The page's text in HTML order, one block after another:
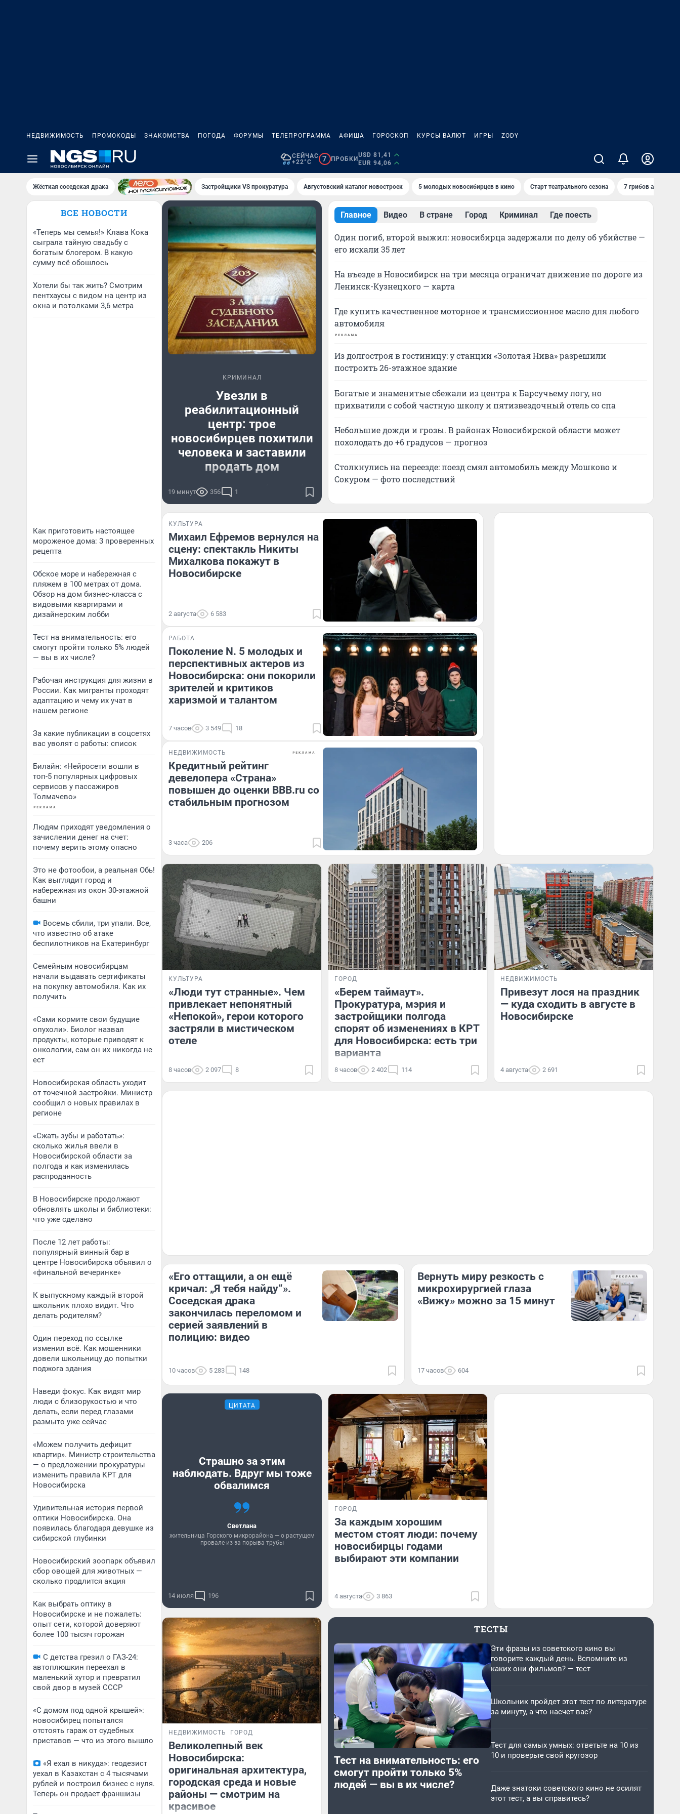
НЕДВИЖИМОСТЬ ПРОМОКОДЫ ЗНАКОМСТВА ПОГОДА ФОРУМЫ ТЕЛЕПРОГРАММА АФИША ГОРОСКОП КУРСЫ ВАЛЮТ ИГРЫ ZODY
СЕЙЧАС
+22°C
7 ПРОБКИ
USD 81,41
EUR 94,06
Жёсткая соседская драка Застройщики VS прокуратура Августовский каталог новостроек 5 молодых новосибирцев в кино Старт театрального сезона 7 грибов августа
ВСЕ НОВОСТИ
«Теперь мы семья!» Клава Кока
сыграла тайную свадьбу с
богатым блогером. В какую
сумму всё обошлось
Хотели бы так жить? Смотрим
пентхаусы с видом на центр из
окна и потолками 3,6 метра
Как приготовить настоящее
мороженое дома: 3 проверенных
рецепта
Обское море и набережная с
пляжем в 100 метрах от дома.
Обзор на дом бизнес-класса с
видовыми квартирами и
дизайнерским лобби
Тест на внимательность: его
смогут пройти только 5% людей
— вы в их числе?
Рабочая инструкция для жизни в
России. Как мигранты проходят
адаптацию и чему их учат в
нашем регионе
За какие публикации в соцсетях
вас уволят с работы: список
Билайн: «Нейросети вошли в
топ-5 популярных цифровых
сервисов у пассажиров
Толмачево»
Людям приходят уведомления о
зачислении денег на счет:
почему верить этому опасно
Это не фотообои, а реальная Обь!
Как выглядит город и
набережная из окон 30-этажной
башни
Восемь сбили, три упали. Все,
что известно об атаке
беспилотников на Екатеринбург
Семейным новосибирцам
начали выдавать сертификаты
на покупку автомобиля. Как их
получить
«Сами кормите свои будущие
опухоли». Биолог назвал
продукты, которые приводят к
онкологии, сам он их никогда не
ест
Новосибирская область уходит
от точечной застройки. Министр
сообщил о новых правилах в
регионе
«Сжать зубы и работать»:
сколько жилья ввели в
Новосибирской области за
полгода и как изменилась
распроданность
В Новосибирске продолжают
обновлять школы и библиотеки:
что уже сделано
После 12 лет работы:
популярный винный бар в
центре Новосибирска объявил о
«финальной вечеринке»
К выпускному каждый второй
школьник плохо видит. Что
делать родителям?
Один переход по ссылке
изменил всё. Как мошенники
довели школьницу до попытки
поджога здания
Наведи фокус. Как видят мир
люди с близорукостью и что
делать, если перед глазами
размыто уже сейчас
«Можем получить дефицит
квартир». Министр строительства
— о предложении прокуратуры
изменить правила КРТ для
Новосибирска
Удивительная история первой
оптики Новосибирска. Она
появилась благодаря девушке из
сибирской глубинки
Новосибирский зоопарк объявил
сбор овощей для животных —
сколько продлится акция
Как выбрать оптику в
Новосибирске и не пожалеть:
опыт сети, которой доверяют
более 100 тысяч горожан
С детства грезил о ГАЗ-24:
автоплюшкин переехал в
маленький хутор и превратил
свой двор в музей СССР
«С домом под одной крышей»:
новосибирец попытался
отстоять гараж от судебных
приставов — что из этого вышло
«Я ехал в никуда»: геодезист
уехал в Казахстан с 4 тысячами
рублей и построил бизнес с нуля.
Теперь он продает франшизы
КРИМИНАЛ
Увезли в
реабилитационный
центр: трое
новосибирцев похитили
человека и заставили
продать дом
Злоумышленники забрали себе
полученные от продажи 3,5
миллиона рублей
19 минут 356 1
Главное Видео В стране Город Криминал Где поесть
Один погиб, второй выжил: новосибирца задержали по делу об убийстве —
его искали 35 лет
На въезде в Новосибирск на три месяца ограничат движение по дороге из
Ленинск-Кузнецкого — карта
Где купить качественное моторное и трансмиссионное масло для любого
автомобиля
Из долгостроя в гостиницу: у станции «Золотая Нива» разрешили
построить 26-этажное здание
Богатые и знаменитые сбежали из центра к Барсучьему логу, но
прихватили с собой частную школу и пятизвездочный отель со спа
Небольшие дожди и грозы. В районах Новосибирской области может
похолодать до +6 градусов — прогноз
Столкнулись на переезде: поезд смял автомобиль между Мошково и
Сокуром — фото последствий
КУЛЬТУРА
Михаил Ефремов вернулся на
сцену: спектакль Никиты
Михалкова покажут в
Новосибирске
2 августа 6 583
РАБОТА
Поколение N. 5 молодых и
перспективных актеров из
Новосибирска: они покорили
зрителей и критиков
харизмой и талантом
7 часов 3 549 18
НЕДВИЖИМОСТЬ
Кредитный рейтинг
девелопера «Страна»
повышен до оценки BBB.ru со
стабильным прогнозом
3 часа 206
КУЛЬТУРА
«Люди тут странные». Чем
привлекает непонятный
«Непокой», герои которого
застряли в мистическом
отеле
8 часов 2 097 8
ГОРОД
«Берем таймаут».
Прокуратура, мэрия и
застройщики полгода
спорят об изменениях в КРТ
для Новосибирска: есть три
варианта
8 часов 2 402 114
НЕДВИЖИМОСТЬ
Привезут лося на праздник
— куда сходить в августе в
Новосибирске
4 августа 2 691
«Его оттащили, а он ещё
кричал: „Я тебя найду“».
Соседская драка
закончилась переломом и
серией заявлений в
полицию: видео
10 часов 5 283 148
Вернуть миру резкость с
микрохирургией глаза
«Вижу» можно за 15 минут
17 часов 604
ЦИТАТА
Страшно за этим
наблюдать. Вдруг мы тоже
обвалимся
Светлана
жительница Горского микрорайона — о растущем
провале из-за порыва трубы
14 июля 196
ГОРОД
За каждым хорошим
местом стоят люди: почему
новосибирцы годами
выбирают эти компании
4 августа 3 863
НЕДВИЖИМОСТЬ ГОРОД
Великолепный век
Новосибирска:
оригинальная архитектура,
городская среда и новые
районы — смотрим на
красивое
ТЕСТЫ
Тест на внимательность: его
смогут пройти только 5%
людей — вы в их числе?
Эти фразы из советского кино вы
говорите каждый день. Вспомните из
каких они фильмов? — тест
Школьник пройдет этот тест по литературе
за минуту, а что насчет вас?
Тест для самых умных: ответьте на 10 из
10 и проверьте свой кругозор
Даже знатоки советского кино не осилят
этот тест, а вы справитесь?